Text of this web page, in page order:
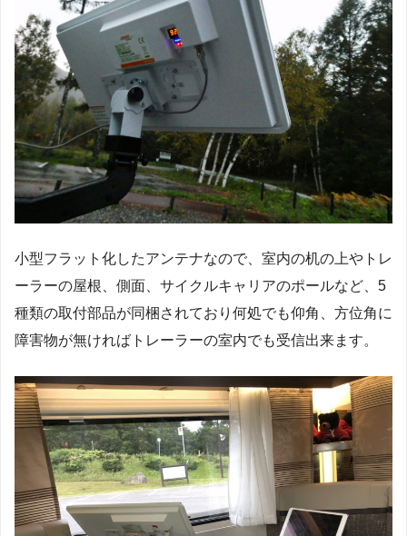
小型フラット化したアンテナなので、室内の机の上やトレ
ーラーの屋根、側面、サイクルキャリアのポールなど、5
種類の取付部品が同梱されており何処でも仰角、方位角に
障害物が無ければトレーラーの室内でも受信出来ます。